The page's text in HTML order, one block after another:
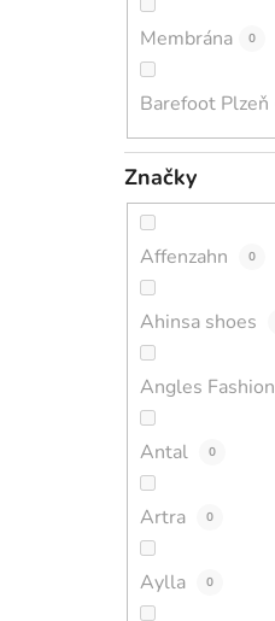
Membrána 0
Barefoot Plzeň
Značky
Affenzahn 0
Ahinsa shoes
Angles Fashion
Antal 0
Artra 0
Aylla 0